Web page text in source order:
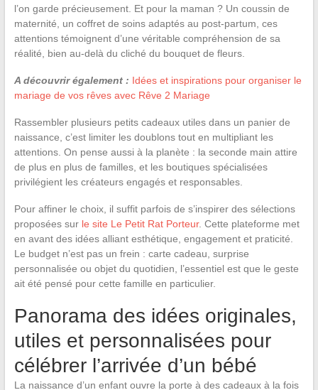
l’on garde précieusement. Et pour la maman ? Un coussin de
maternité, un coffret de soins adaptés au post-partum, ces
attentions témoignent d’une véritable compréhension de sa
réalité, bien au-delà du cliché du bouquet de fleurs.
A découvrir également : Idées et inspirations pour organiser le
mariage de vos rêves avec Rêve 2 Mariage
Rassembler plusieurs petits cadeaux utiles dans un panier de
naissance, c’est limiter les doublons tout en multipliant les
attentions. On pense aussi à la planète : la seconde main attire
de plus en plus de familles, et les boutiques spécialisées
privilégient les créateurs engagés et responsables.
Pour affiner le choix, il suffit parfois de s’inspirer des sélections
proposées sur le site Le Petit Rat Porteur. Cette plateforme met
en avant des idées alliant esthétique, engagement et praticité.
Le budget n’est pas un frein : carte cadeau, surprise
personnalisée ou objet du quotidien, l’essentiel est que le geste
ait été pensé pour cette famille en particulier.
Panorama des idées originales,
utiles et personnalisées pour
célébrer l’arrivée d’un bébé
La naissance d’un enfant ouvre la porte à des cadeaux à la fois